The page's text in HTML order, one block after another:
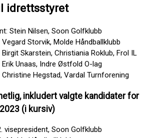
idrettsstyret
Stein Nilsen, Soon Golfklubb
Storvik, Molde Håndballklubb
Skarstein, Christiania Roklub, Frol IL
Unaas, Indre Østfold O-lag
Hegstad, Vardal Turnforening
inkludert valgte kandidater for
(i kursiv)
visepresident, Soon Golfklubb